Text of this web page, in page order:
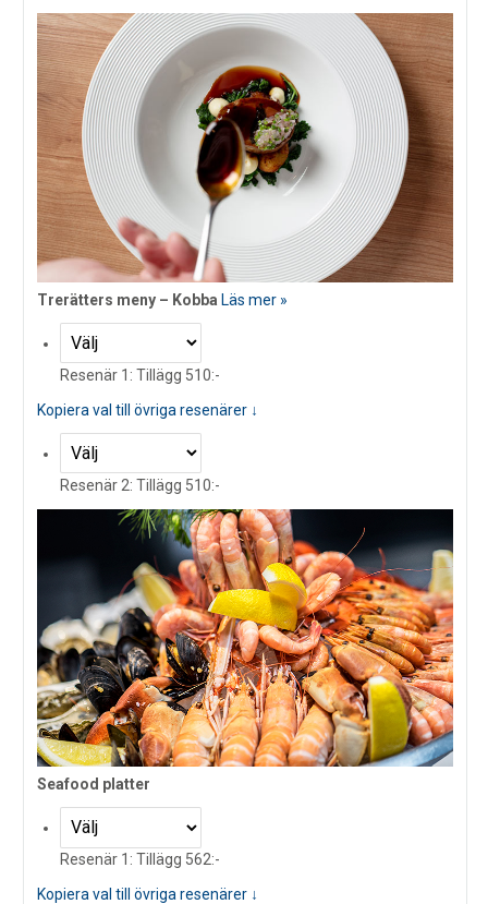
Trerätters meny – Kobba Läs mer »
Resenär 1: Tillägg 510:-
Kopiera val till övriga resenärer ↓
Resenär 2: Tillägg 510:-
Seafood platter
Resenär 1: Tillägg 562:-
Kopiera val till övriga resenärer ↓